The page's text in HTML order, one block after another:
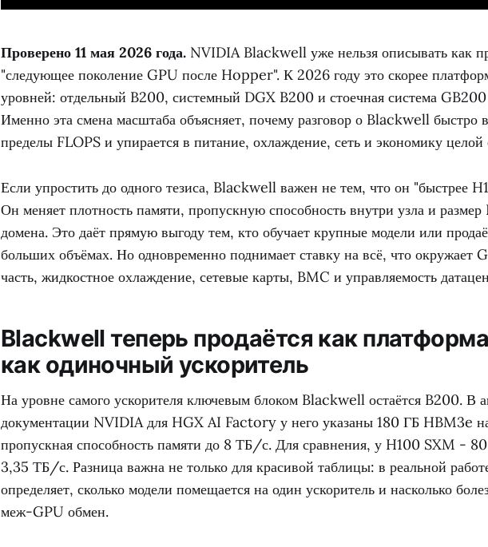
Проверено 11 мая 2026 года. NVIDIA Blackwell уже нельзя описывать как
"следующее поколение GPU после Hopper". К 2026 году это скорее
уровней: отдельный B200, системный DGX B200 и стоечная система
Именно эта смена масштаба объясняет, почему разговор о Blackwell быстро
пределы FLOPS и упирается в питание, охлаждение, сеть и экономику целой
Если упростить до одного тезиса, Blackwell важен не тем, что он "быстрее
Он меняет плотность памяти, пропускную способность внутри узла и
домена. Это даёт прямую выгоду тем, кто обучает крупные модели или
больших объёмах. Но одновременно поднимает ставку на всё, что окружает
часть, жидкостное охлаждение, сетевые карты, BMC и управляемость
Blackwell теперь продаётся как
как одиночный ускоритель
На уровне самого ускорителя ключевым блоком Blackwell остаётся B200. В
документации NVIDIA для HGX AI Factory у него указаны 180 ГБ HBM3e
пропускная способность памяти до 8 ТБ/с. Для сравнения, у H100 SXM -
3,35 ТБ/с. Разница важна не только для красивой таблицы: в реальной
определяет, сколько модели помещается на один ускоритель и насколько
меж-GPU обмен.